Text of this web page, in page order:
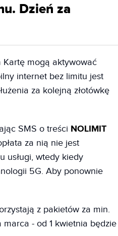
Dzień za
Kartę mogą aktywować
internet bez limitu jest
za kolejną złotówkę
SMS o treści NOLIMIT
za nią nie jest
usługi, wtedy kiedy
5G. Aby ponownie
z pakietów za min.
marca - od 1 kwietnia będzie